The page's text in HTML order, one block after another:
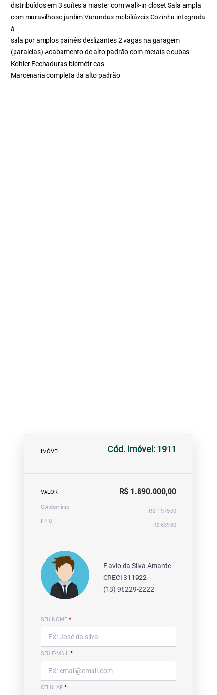
distribuídos em 3 suítes a master com walk-in closet Sala ampla
com maravilhoso jardim Varandas mobiliáveis Cozinha integrada
à
sala por amplos painéis deslizantes 2 vagas na garagem
(paralelas) Acabamento de alto padrão com metais e cubas
Kohler Fechaduras biométricas
Marcenaria completa da alto padrão
IMÓVEL Cód. imóvel: 1911
VALOR R$ 1.890.000,00
Condomínio
R$ 1.975,00
IPTU
R$ 639,80
Flavio da Silva Amante
CRECI 311922
(13) 98229-2222
SEU NOME *
SEU E-MAIL *
CELULAR *